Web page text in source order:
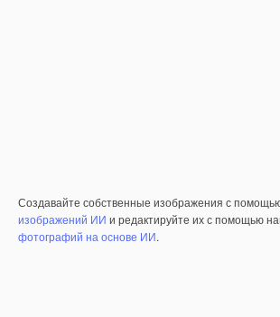
Создавайте собственные изображения с
изображений ИИ и редактируйте их с помощью
фотографий на основе ИИ.